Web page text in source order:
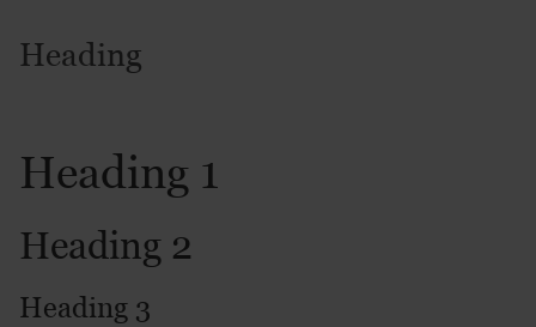
Heading
Heading 1
Heading 2
Heading 3